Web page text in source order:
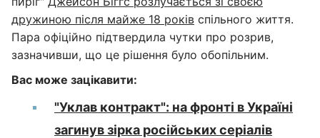
дружиною після майже 18 років спільного життя.
Пара офіційно підтвердила чутки про розрив,
зазначивши, що це рішення було обопільним.
Вас може зацікавити:
"Уклав контракт": на фронті в Україні
загинув зірка російських серіалів